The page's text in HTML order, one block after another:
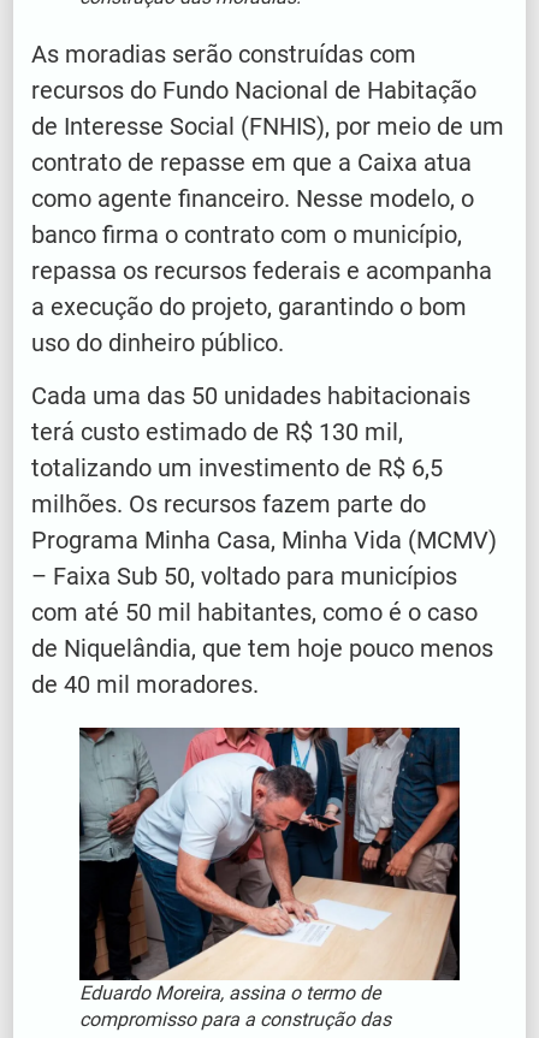
As moradias serão construídas com
recursos do Fundo Nacional de Habitação
de Interesse Social (FNHIS), por meio de um
contrato de repasse em que a Caixa atua
como agente financeiro. Nesse modelo, o
banco firma o contrato com o município,
repassa os recursos federais e acompanha
a execução do projeto, garantindo o bom
uso do dinheiro público.
Cada uma das 50 unidades habitacionais
terá custo estimado de R$ 130 mil,
totalizando um investimento de R$ 6,5
milhões. Os recursos fazem parte do
Programa Minha Casa, Minha Vida (MCMV)
– Faixa Sub 50, voltado para municípios
com até 50 mil habitantes, como é o caso
de Niquelândia, que tem hoje pouco menos
de 40 mil moradores.
Eduardo Moreira, assina o termo de
compromisso para a construção das